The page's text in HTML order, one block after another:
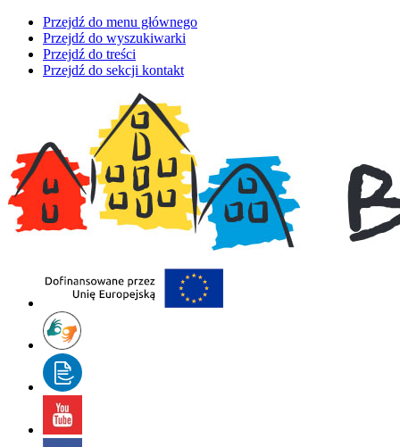
Przejdź do menu głównego
Przejdź do wyszukiwarki
Przejdź do treści
Przejdź do sekcji kontakt